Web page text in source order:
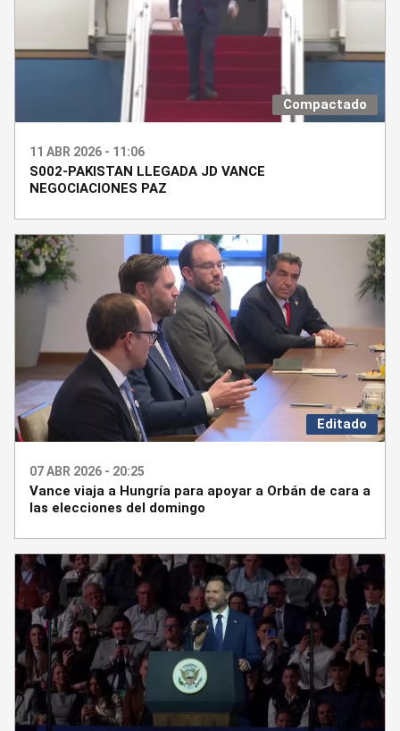
Compactado
11 ABR 2026 - 11:06
S002-PAKISTAN LLEGADA JD VANCE
NEGOCIACIONES PAZ
Editado
07 ABR 2026 - 20:25
Vance viaja a Hungría para apoyar a Orbán de cara a
las elecciones del domingo